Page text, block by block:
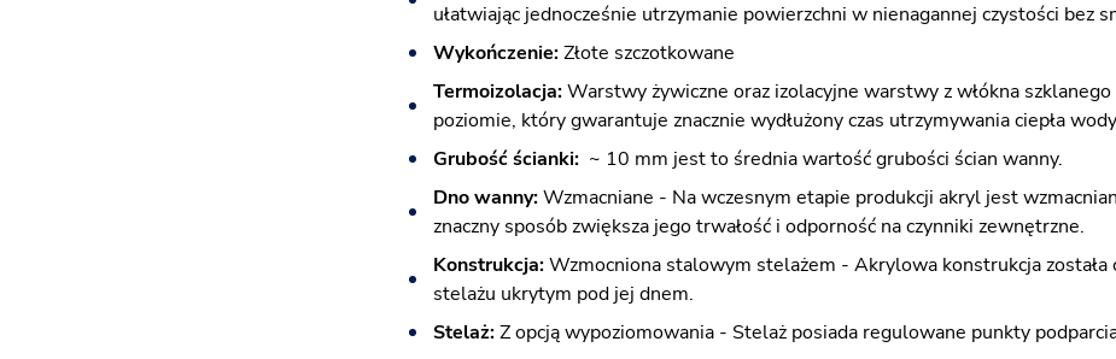
ułatwiając jednocześnie utrzymanie powierzchni w nienagannej czystości bez
Wykończenie:Złote szczotkowane
Termoizolacja:Warstwy żywiczne oraz izolacyjne warstwy z włókna
poziomie, który gwarantuje znacznie wydłużony czas utrzymywania ciepła
Grubość ścianki: ~ 10 mm jest to średnia wartość grubości ścian wanny.
Dno wanny:Wzmacniane - Na wczesnym etapie produkcji akryl jest
znaczny sposób zwiększa jego trwałość i odporność na czynniki zewnętrzne.
Konstrukcja:Wzmocniona stalowym stelażem - Akrylowa konstrukcja
stelażu ukrytym pod jej dnem.
Stelaż:Z opcją wypoziomowania - Stelaż posiada regulowane punkty